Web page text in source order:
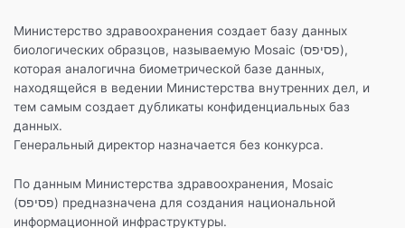
Министерство здравоохранения создает базу данных
биологических образцов, называемую Mosaic (פסיפס),
которая аналогична биометрической базе данных,
находящейся в ведении Министерства внутренних дел, и
тем самым создает дубликаты конфиденциальных баз
данных.
Генеральный директор назначается без конкурса.
По данным Министерства здравоохранения, Mosaic
(פסיפס) предназначена для создания национальной
информационной инфраструктуры.